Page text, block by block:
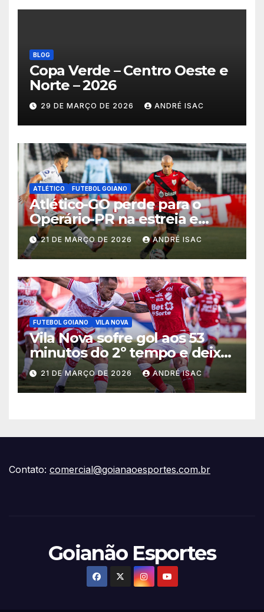
BLOG
Copa Verde – Centro Oeste e
Norte – 2026
29 DE MARÇO DE 2026 ANDRÉ ISAC
ATLÉTICO FUTEBOL GOIANO
Atlético-GO perde para o
Operário-PR na estreia e
começa sob pressão a Série B
2026
21 DE MARÇO DE 2026 ANDRÉ ISAC
FUTEBOL GOIANO VILA NOVA
Vila Nova sofre gol aos 53
minutos do 2º tempo e deixa
vitória escapar na estreia da
Série B
21 DE MARÇO DE 2026 ANDRÉ ISAC
Contato: comercial@goianaoesportes.com.br
Goianão Esportes